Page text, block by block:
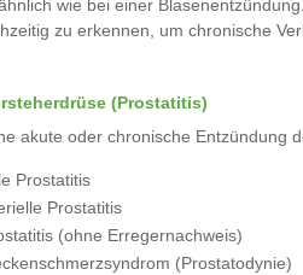
wie bei einer
zu erkennen, um chronische
(Prostatitis)
akute oder chronische Entzündung
Prostatitis
Prostatitis
(ohne Erregernachweis)
(Prostatodynie)